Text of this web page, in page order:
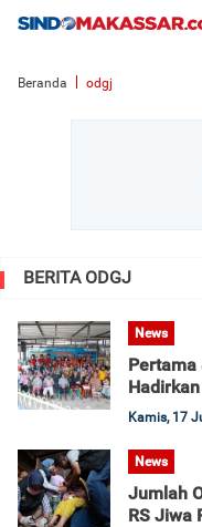
Beranda odgj
BERITA ODGJ
News
Pertama
Kamis, 17
News
Jumlah
RS Jiwa